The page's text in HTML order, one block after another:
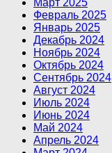
Февраль 2025
Январь 2025
Декабрь 2024
Ноябрь 2024
Октябрь 2024
Сентябрь 2024
Август 2024
Июль 2024
Июнь 2024
Май 2024
Апрель 2024